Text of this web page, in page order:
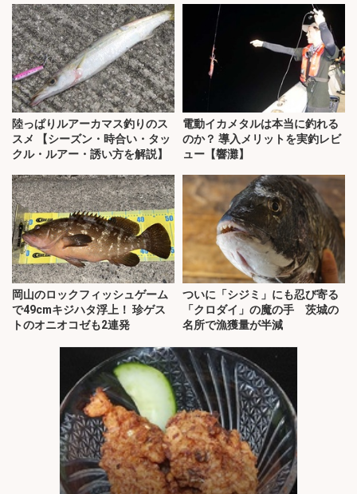
陸っぱりルアーカマス釣りのス
スメ 【シーズン・時合い・タッ
クル・ルアー・誘い方を解説】
電動イカメタルは本当に釣れる
のか？ 導入メリットを実釣レビ
ュー【響灘】
岡山のロックフィッシュゲーム
で49cmキジハタ浮上！ 珍ゲス
トのオニオコゼも2連発
ついに「シジミ」にも忍び寄る
「クロダイ」の魔の手 茨城の
名所で漁獲量が半減